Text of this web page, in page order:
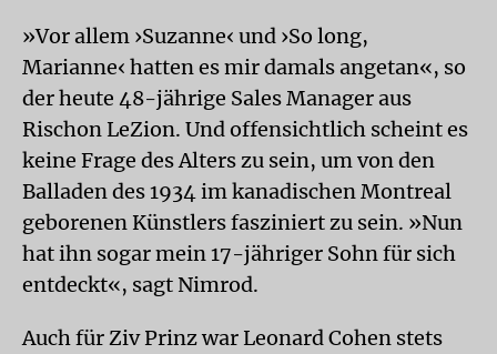
»Vor allem ›Suzanne‹ und ›So long,
Marianne‹ hatten es mir damals angetan«, so
der heute 48-jährige Sales Manager aus
Rischon LeZion. Und offensichtlich scheint es
keine Frage des Alters zu sein, um von den
Balladen des 1934 im kanadischen Montreal
geborenen Künstlers fasziniert zu sein. »Nun
hat ihn sogar mein 17-jähriger Sohn für sich
entdeckt«, sagt Nimrod.
Auch für Ziv Prinz war Leonard Cohen stets